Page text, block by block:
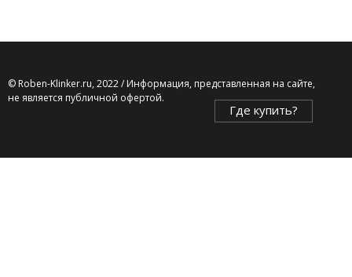
© Roben-Klinker.ru, 2022 / Информация, представленная на сайте,
не является публичной офертой.
Где купить?